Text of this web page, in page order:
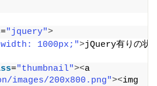
="jquery">
1000px;">jQuery有りの状
="thumbnail"><a
images/200x800.png"><img